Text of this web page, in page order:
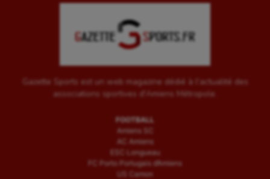
Water-polo
Gazette Sports est un web magazine dédié à l'actualité des
associations sportives d'Amiens Métropole.
FOOTBALL
Amiens SC
AC Amiens
ESC Longueau
FC Porto Portugais d’Amiens
US Camon